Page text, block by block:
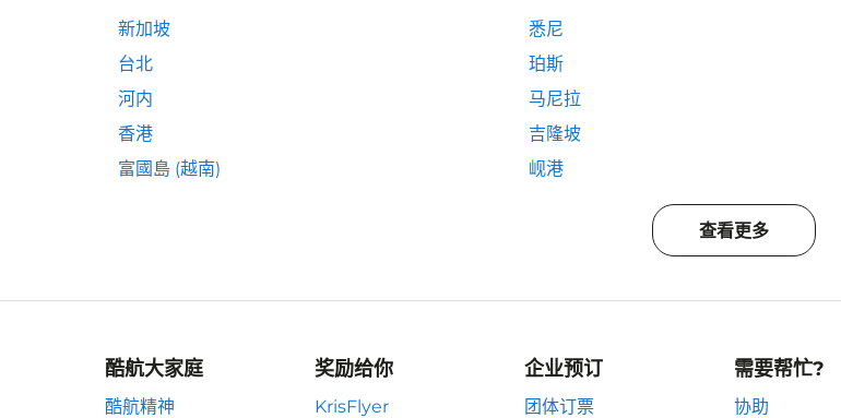
新加坡 悉尼
台北
珀斯
河内
马尼拉
香港
吉隆坡
富國島 (越南)
岘港
查看更多
酷航大家庭
酷航精神
奖励给你
KrisFlyer
企业预订
团体订票
需要帮忙?
协助